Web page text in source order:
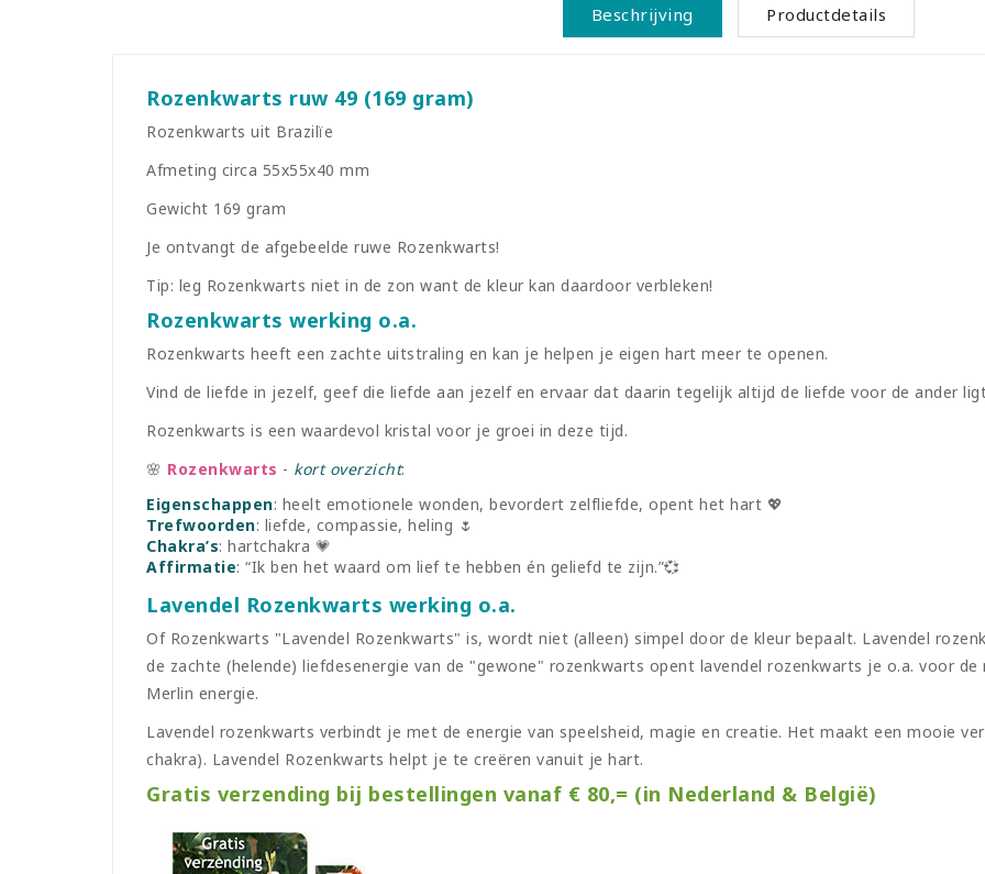
Beschrijving Productdetails
Rozenkwarts ruw 49 (169 gram)
Rozenkwarts uit Brazilïe
Afmeting circa 55x55x40 mm
Gewicht 169 gram
Je ontvangt de afgebeelde ruwe Rozenkwarts!
Tip: leg Rozenkwarts niet in de zon want de kleur kan daardoor verbleken!
Rozenkwarts werking o.a.
Rozenkwarts heeft een zachte uitstraling en kan je helpen je eigen hart meer te openen.
Vind de liefde in jezelf, geef die liefde aan jezelf en ervaar dat daarin tegelijk altijd de liefde voor de ander
Rozenkwarts is een waardevol kristal voor je groei in deze tijd.
🌸 Rozenkwarts - kort overzicht:
Eigenschappen: heelt emotionele wonden, bevordert zelfliefde, opent het hart 💖
Trefwoorden: liefde, compassie, heling 🌷
Chakra’s: hartchakra 💗
Affirmatie: “Ik ben het waard om lief te hebben én geliefd te zijn.”💞
Lavendel Rozenkwarts werking o.a.
Of Rozenkwarts "Lavendel Rozenkwarts" is, wordt niet (alleen) simpel door de kleur bepaalt. Lavendel
de zachte (helende) liefdesenergie van de "gewone" rozenkwarts opent lavendel rozenkwarts je o.a. voor
Merlin energie.
Lavendel rozenkwarts verbindt je met de energie van speelsheid, magie en creatie. Het maakt een mooie
chakra). Lavendel Rozenkwarts helpt je te creëren vanuit je hart.
Gratis verzending bij bestellingen vanaf € 80,= (in Nederland & België)